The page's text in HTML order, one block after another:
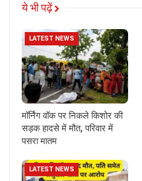
ये भी पढ़ें
LATEST NEWS
मॉर्निंग वॉक पर निकले किशोर की
सड़क हादसे में मौत, परिवार में
पसरा मातम
LATEST NEWS